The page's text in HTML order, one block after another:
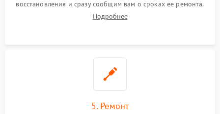
восстановления и сразу сообщим вам о сроках ее ремонта.
Подробнее
5. Ремонт